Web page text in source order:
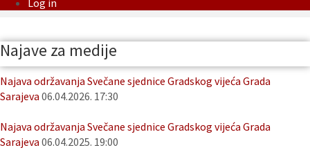
Log in
Najave za medije
Najava održavanja Svečane sjednice Gradskog vijeća Grada
Sarajeva 06.04.2026. 17:30
Najava održavanja Svečane sjednice Gradskog vijeća Grada
Sarajeva 06.04.2025. 19:00